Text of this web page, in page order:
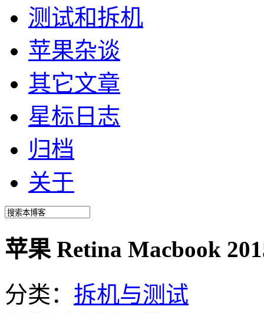
测试和拆机
苹果杂谈
其它文章
星标日志
归档
关于
苹果 Retina Macbook
分类： 拆机与测试